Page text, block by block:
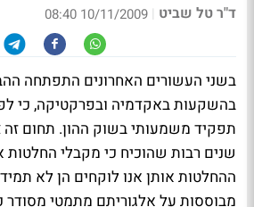
ד"ר טל שביט |
10/11/2009 08:40
בשני העשורים האחרונים התפתחה
בהשקעות באקדמיה ובפרקטיקה, כי
תפקיד משמעותי בשוק ההון. תחום
שנים רבות שהוכיח כי מקבלי החלטות
ההחלטות אותן אנו לוקחים הן לא
מבוססות על אלגוריתם מתמטי מסודר